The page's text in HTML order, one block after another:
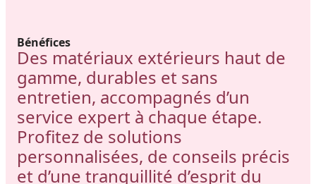
Bénéfices
Des matériaux extérieurs haut de
gamme, durables et sans
entretien, accompagnés d’un
service expert à chaque étape.
Profitez de solutions
personnalisées, de conseils précis
et d’une tranquillité d’esprit du